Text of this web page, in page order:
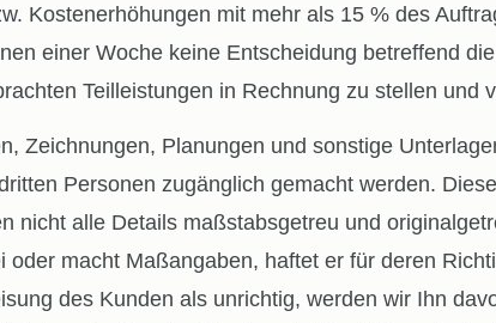
Kostenerhöhungen mit mehr als 15 % des
einer Woche keine Entscheidung betreffend
Teilleistungen in Rechnung zu stellen
Zeichnungen, Planungen und sonstige
Personen zugänglich gemacht werden.
nicht alle Details maßstabsgetreu und
oder macht Maßangaben, haftet er für deren
des Kunden als unrichtig, werden wir Ihn